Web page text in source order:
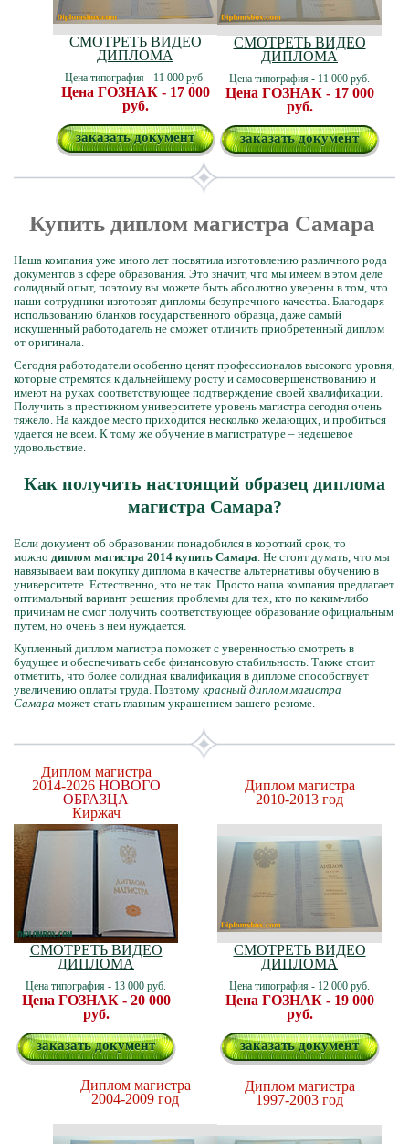
СМОТРЕТЬ ВИДЕО
ДИПЛОМА
Цена типография - 11 000 руб.
Цена ГОЗНАК - 17 000
руб.
заказать документ
СМОТРЕТЬ ВИДЕО
ДИПЛОМА
Цена типография - 11 000 руб.
Цена ГОЗНАК - 17 000
руб.
заказать документ
Купить диплом магистра Самара
Наша компания уже много лет посвятила изготовлению различного рода
документов в сфере образования. Это значит, что мы имеем в этом деле
солидный опыт, поэтому вы можете быть абсолютно уверены в том, что
наши сотрудники изготовят дипломы безупречного качества. Благодаря
использованию бланков государственного образца, даже самый
искушенный работодатель не сможет отличить приобретенный диплом
от оригинала.
Сегодня работодатели особенно ценят профессионалов высокого уровня,
которые стремятся к дальнейшему росту и самосовершенствованию и
имеют на руках соответствующее подтверждение своей квалификации.
Получить в престижном университете уровень магистра сегодня очень
тяжело. На каждое место приходится несколько желающих, и пробиться
удается не всем. К тому же обучение в магистратуре – недешевое
удовольствие.
Как получить настоящий образец диплома
магистра Самара?
Если документ об образовании понадобился в короткий срок, то
можно диплом магистра 2014 купить Самара. Не стоит думать, что мы
навязываем вам покупку диплома в качестве альтернативы обучению в
университете. Естественно, это не так. Просто наша компания предлагает
оптимальный вариант решения проблемы для тех, кто по каким-либо
причинам не смог получить соответствующее образование официальным
путем, но очень в нем нуждается.
Купленный диплом магистра поможет с уверенностью смотреть в
будущее и обеспечивать себе финансовую стабильность. Также стоит
отметить, что более солидная квалификация в дипломе способствует
увеличению оплаты труда. Поэтому красный диплом магистра
Самара может стать главным украшением вашего резюме.
Диплом магистра
2014-2026 НОВОГО
ОБРАЗЦА
Киржач
СМОТРЕТЬ ВИДЕО
ДИПЛОМА
Цена типография - 13 000 руб.
Цена ГОЗНАК - 20 000
руб.
заказать документ
Диплом магистра
2010-2013 год
СМОТРЕТЬ ВИДЕО
ДИПЛОМА
Цена типография - 12 000 руб.
Цена ГОЗНАК - 19 000
руб.
заказать документ
Диплом магистра
2004-2009 год
Диплом магистра
1997-2003 год